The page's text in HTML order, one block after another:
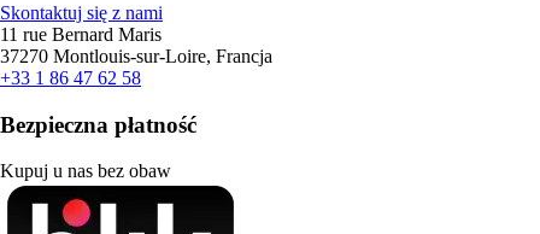
Skontaktuj się z nami
11 rue Bernard Maris
37270 Montlouis-sur-Loire, Francja
+33 1 86 47 62 58
Bezpieczna płatność
Kupuj u nas bez obaw